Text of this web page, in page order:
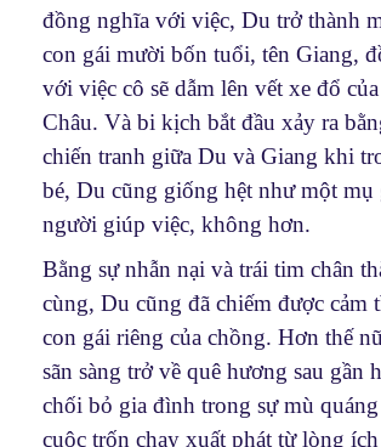
đồng nghĩa với việc, Du trở thành
con gái mười bốn tuổi, tên Giang,
với việc cô sẽ dẫm lên vết xe đổ
Châu. Và bi kịch bắt đầu xảy ra
chiến tranh giữa Du và Giang khi
bé, Du cũng giống hệt như một mụ
người giúp việc, không hơn.
Bằng sự nhẫn nại và trái tim chân
cùng, Du cũng đã chiếm được cảm
con gái riêng của chồng. Hơn thế
sãn sàng trở về quê hương sau gần
chối bỏ gia đình trong sự mù
cuộc trốn chạy xuất phát từ lòng